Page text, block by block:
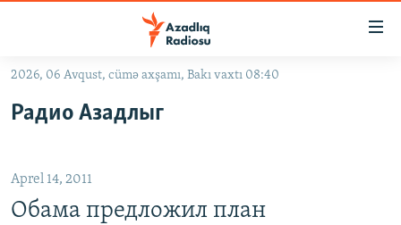
Əsas
qayıt
qayıt
Axtarışa
#İZAHLA
#ƏSLINDƏ
2026, 06 Avqust, cümə axşamı, Bakı vaxtı 08:40
Радио Азадлыг
Aprel 14, 2011
Обама предложил план